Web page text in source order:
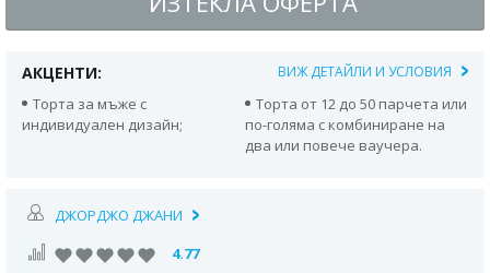
АКЦЕНТИ: ВИЖ ДЕТАЙЛИ И УСЛОВИЯ
Торта за мъже с
индивидуален дизайн;
Торта от 12 до 50 парчета или
по-голяма с комбиниране на
два или повече ваучера.
ДЖОРДЖО ДЖАНИ
4.77